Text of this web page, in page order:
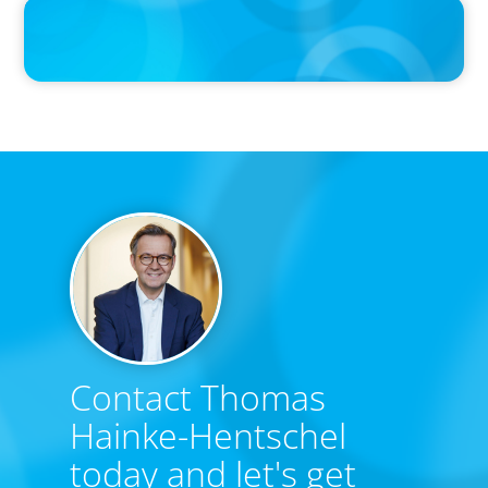
Contact Thomas
Hainke-Hentschel
today and let's get